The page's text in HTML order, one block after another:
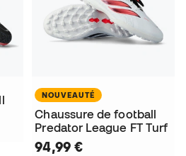
NOUVEAUTÉ
Chaussure de football
Predator League FT Turf
94,99 €